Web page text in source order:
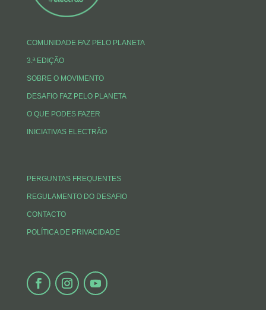
COMUNIDADE FAZ PELO PLANETA
3.ª EDIÇÃO
SOBRE O MOVIMENTO
DESAFIO FAZ PELO PLANETA
O QUE PODES FAZER
INICIATIVAS ELECTRÃO
PERGUNTAS FREQUENTES
REGULAMENTO DO DESAFIO
CONTACTO
POLÍTICA DE PRIVACIDADE